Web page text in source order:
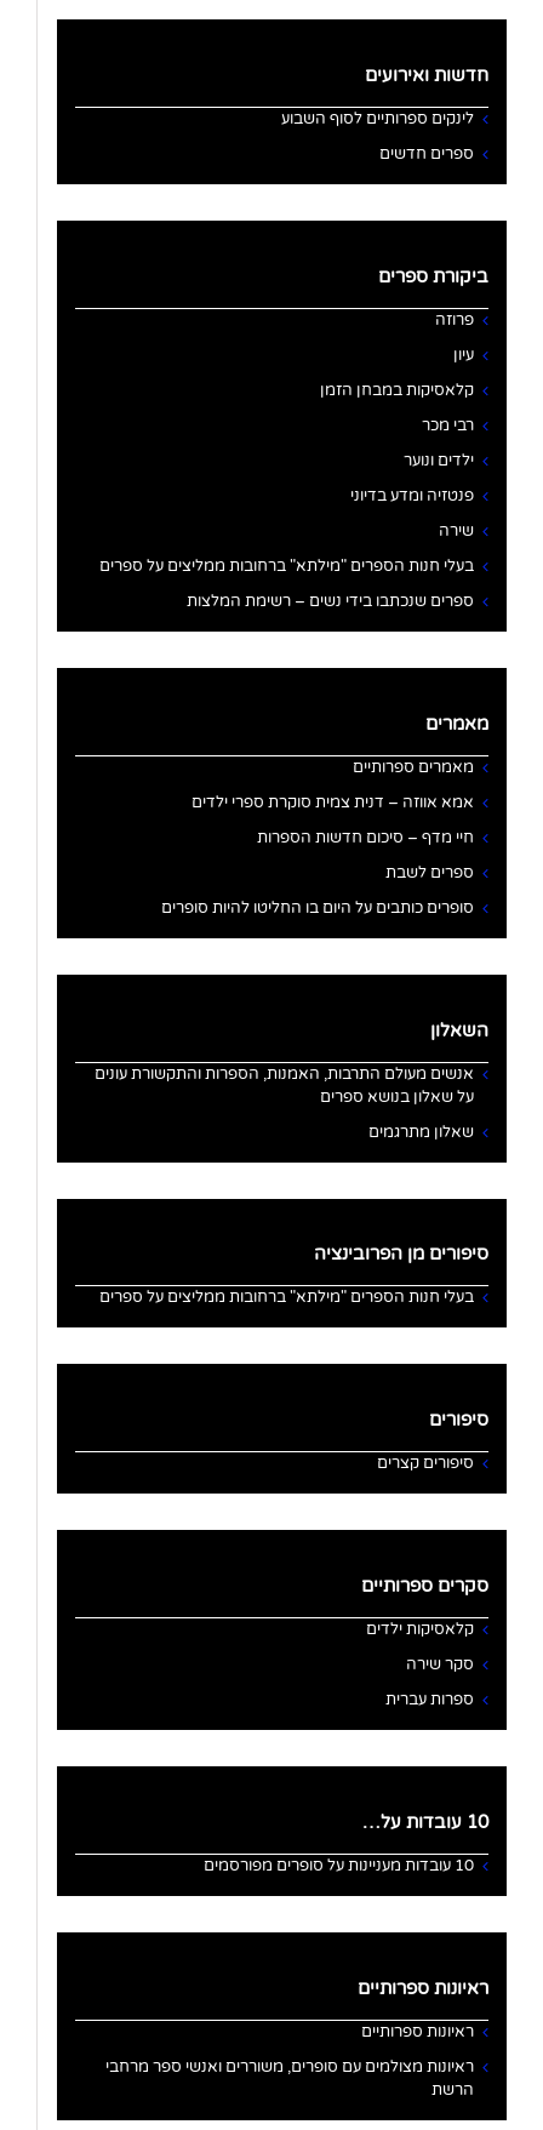
חדשות ואירועים
לינקים ספרותיים לסוף השבוע
ספרים חדשים
ביקורת ספרים
פרוזה
עיון
קלאסיקות במבחן הזמן
רבי מכר
ילדים ונוער
פנטזיה ומדע בדיוני
שירה
בעלי חנות הספרים "מילתא" ברחובות ממליצים על ספרים
ספרים שנכתבו בידי נשים – רשימת המלצות
מאמרים
מאמרים ספרותיים
אמא אווזה – דנית צמית סוקרת ספרי ילדים
חיי מדף – סיכום חדשות הספרות
ספרים לשבת
סופרים כותבים על היום בו החליטו להיות סופרים
השאלון
אנשים מעולם התרבות, האמנות, הספרות והתקשורת עונים
על שאלון בנושא ספרים
שאלון מתרגמים
סיפורים מן הפרובינציה
בעלי חנות הספרים "מילתא" ברחובות ממליצים על ספרים
סיפורים
סיפורים קצרים
סקרים ספרותיים
קלאסיקות ילדים
סקר שירה
ספרות עברית
10 עובדות על…
10 עובדות מעניינות על סופרים מפורסמים
ראיונות ספרותיים
ראיונות ספרותיים
ראיונות מצולמים עם סופרים, משוררים ואנשי ספר מרחבי
הרשת